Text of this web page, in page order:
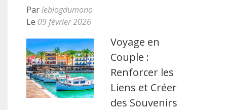
Parleblogdumono
Le 09 février 2026
Voyage en
Couple :
Renforcer les
Liens et Créer
des Souvenirs